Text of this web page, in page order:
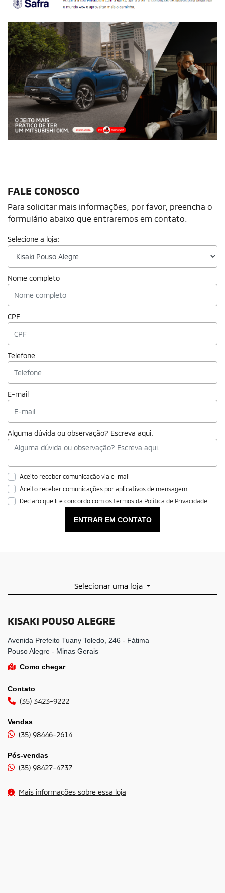
FALE CONOSCO
Para solicitar mais informações, por favor, preencha o
formulário abaixo que entraremos em contato.
Selecione a loja:
Nome completo
CPF
Telefone
E-mail
Alguma dúvida ou observação? Escreva aqui.
Aceito receber comunicação via e-mail
Aceito receber comunicações por aplicativos de mensagem
Declaro que li e concordo com os termos da Política de Privacidade
ENTRAR EM CONTATO
Selecionar uma loja
KISAKI POUSO ALEGRE
Avenida Prefeito Tuany Toledo, 246 - Fátima
Pouso Alegre - Minas Gerais
Como chegar
Contato
(35) 3423-9222
Vendas
(35) 98446-2614
Pós-vendas
(35) 98427-4737
Mais informações sobre essa loja